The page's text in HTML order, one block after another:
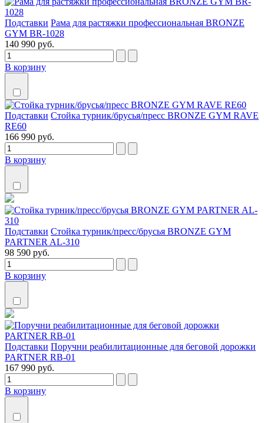
Подставки Рама для растяжки профессиональная BRONZE
GYM BR-1028
140 990 руб.
В корзину
Подставки Стойка турник/брусья/пресс BRONZE GYM RAVE
RE60
166 990 руб.
В корзину
Подставки Стойка турник/пресс/брусья BRONZE GYM
PARTNER AL-310
98 590 руб.
В корзину
Подставки Поручни реабилитационные для беговой дорожки
PARTNER RB-01
167 990 руб.
В корзину